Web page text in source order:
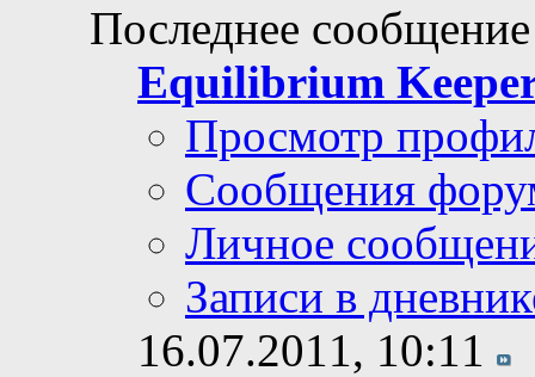
Последнее
Equilibrium
Просмотр
Сообщения
Личное
Записи в
16.07.2011, 10:11